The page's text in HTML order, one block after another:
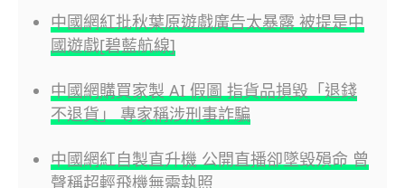
中國網紅批秋葉原遊戲廣告太暴露 被提是中
國遊戲[碧藍航線]
中國網購買家製 AI 假圖 指貨品損毀「退錢
不退貨」 專家稱涉刑事詐騙
中國網紅自製直升機 公開直播卻墜毀殞命 曾
聲稱超輕飛機無需執照